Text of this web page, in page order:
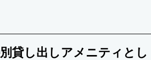
貸し出しアメニティとし